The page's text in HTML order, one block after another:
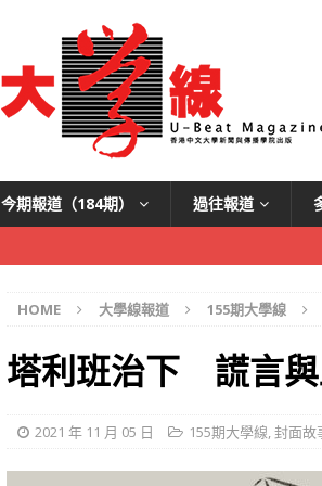
今期報道（184期） 過往報道
HOME 大學線報道 155期大學線
塔利班治下 謊言
2021 年 11 月 05 日 155期大學線,封面故